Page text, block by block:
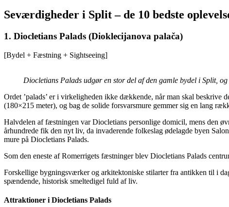
Seværdigheder i Split – de 10 bedste
1. Diocletians Palads (Dioklecijanova palača)
[Bydel + Fæstning + Sightseeing]
Diocletians Palads udgør en stor del af den gamle bydel i Split,
Ordet ’palads’ er i virkeligheden ikke dækkende, når man skal
(180×215 meter), og bag de solide forsvarsmure gemmer sig en lang
Halvdelen af fæstningen var Diocletians personlige domicil, mens den
århundrede fik den nyt liv, da invaderende folkeslag ødelagde byen
mure på Diocletians Palads.
Som den eneste af Romerrigets fæstninger blev Diocletians Palads
Forskellige bygningsværker og arkitektoniske stilarter fra antikken til i
spændende, historisk smeltedigel fuld af liv.
Attraktioner i Diocletians Palads